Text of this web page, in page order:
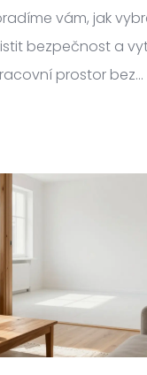
vám, jak
bezpečnost a
prostor bez